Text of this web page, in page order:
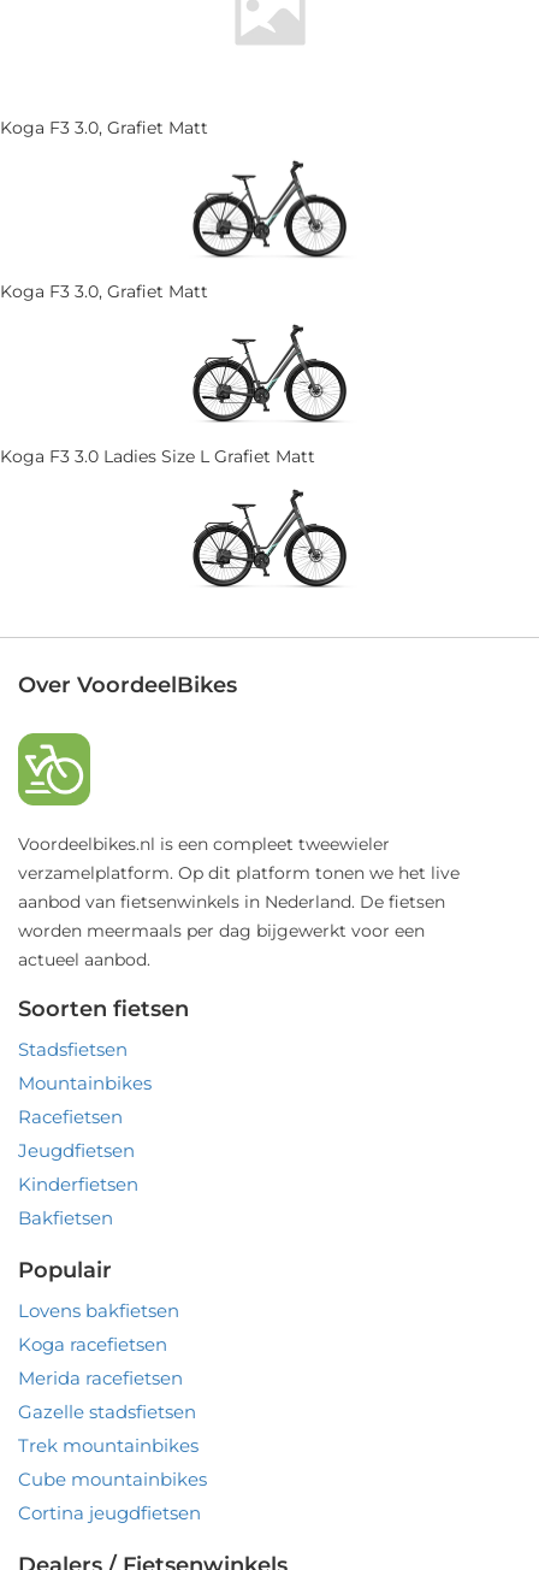
Koga F3 3.0, Grafiet Matt
Koga F3 3.0, Grafiet Matt
Koga F3 3.0 Ladies Size L Grafiet Matt
Over VoordeelBikes
Voordeelbikes.nl is een compleet tweewieler
verzamelplatform. Op dit platform tonen we het live
aanbod van fietsenwinkels in Nederland. De fietsen
worden meermaals per dag bijgewerkt voor een
actueel aanbod.
Soorten fietsen
Stadsfietsen
Mountainbikes
Racefietsen
Jeugdfietsen
Kinderfietsen
Bakfietsen
Populair
Lovens bakfietsen
Koga racefietsen
Merida racefietsen
Gazelle stadsfietsen
Trek mountainbikes
Cube mountainbikes
Cortina jeugdfietsen